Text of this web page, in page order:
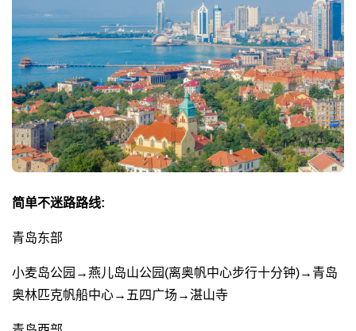
简单不迷路路线:
青岛东部
小麦岛公园→燕儿岛山公园(离奥帆中心步行十分钟)→青岛
奥林匹克帆船中心→五四广场→湛山寺